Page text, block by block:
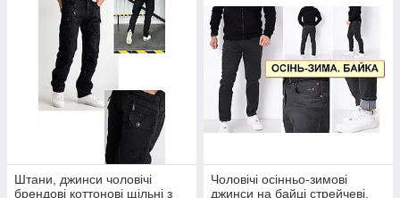
Штани, джинси чоловічі
брендові коттонові щільні з
Чоловічі осінньо-зимові
джинси на байці стрейчеві,